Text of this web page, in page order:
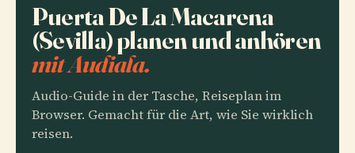
Puerta De La Macarena
(Sevilla) planen und anhören
mit Audiala.
Audio-Guide in der Tasche, Reiseplan im
Browser. Gemacht für die Art, wie Sie wirklich
reisen.